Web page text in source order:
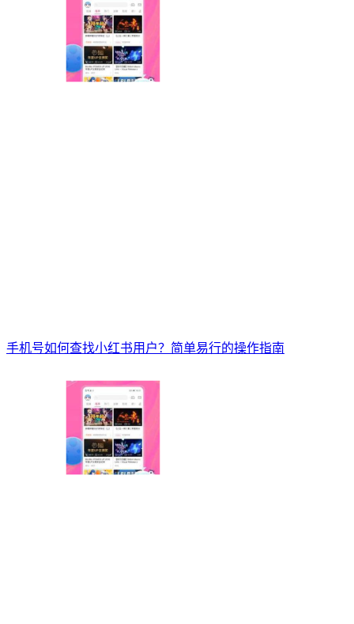
手机号如何查找小红书用户？简单易行的操作指南